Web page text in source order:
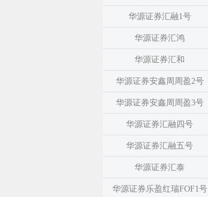
华源证券汇融1号
华源证券汇鸿
华源证券汇和
华源证券安鑫周周盈2号
华源证券安鑫周周盈3号
华源证券汇融四号
华源证券汇融五号
华源证券汇泰
华源证券乐盈红瑞FOF1号